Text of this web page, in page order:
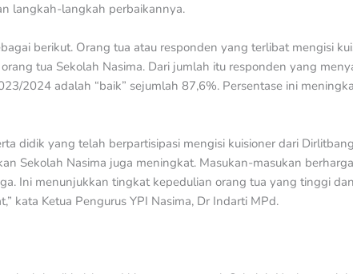
langkah-langkah perbaikannya.
berikut. Orang tua atau responden yang terlibat mengisi
tua Sekolah Nasima. Dari jumlah itu responden yang
2024 adalah “baik” sejumlah 87,6%. Persentase ini
didik yang telah berpartisipasi mengisi kuisioner dari
Sekolah Nasima juga meningkat. Masukan-masukan
Ini menunjukkan tingkat kepedulian orang tua yang tinggi
kata Ketua Pengurus YPI Nasima, Dr Indarti MPd.